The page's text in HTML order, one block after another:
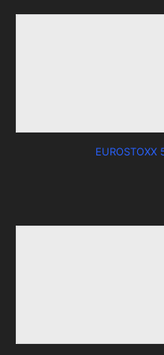
EUROSTOXX